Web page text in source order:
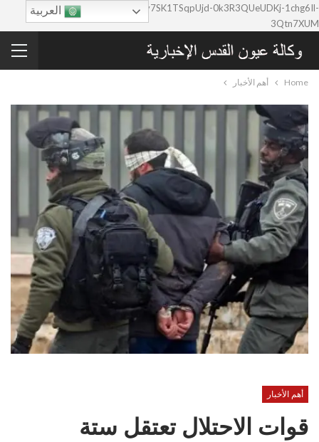
google-site-verification=0y7SK1TSqpUjd-0k3R3QUeUDKj-1chg6Il-
3Qtn7XUM
Home أهم الأخبار
أهم الأخبار
قوات الاحتلال تعتقل ستة
العربية